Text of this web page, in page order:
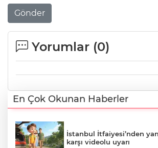
Gönder
Yorumlar (0)
En Çok Okunan Haberler
İstanbul İtfaiyesi’nden
karşı videolu uyarı